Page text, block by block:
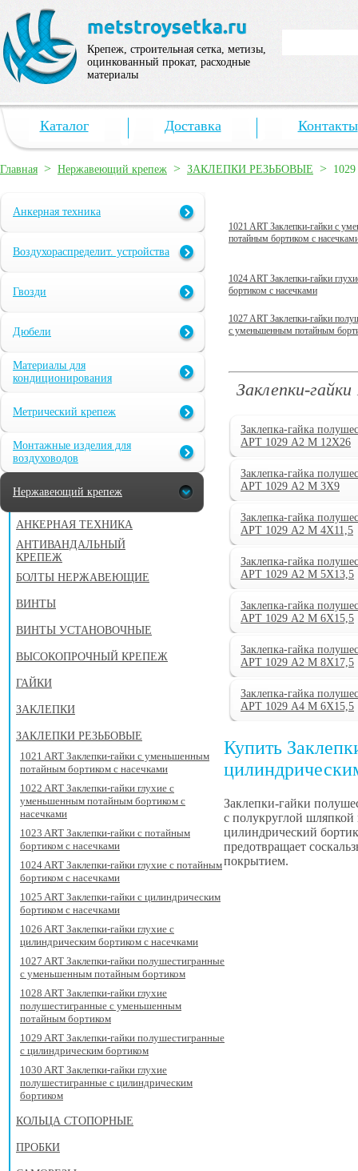
Крепеж, строительная сетка, метизы,
оцинкованный прокат, расходные
материалы
Каталог Доставка Контакты
Главная > Нержавеющий крепеж > ЗАКЛЕПКИ РЕЗЬБОВЫЕ >
Анкерная техника
Воздухораспределит. устройства
Гвозди
Дюбели
Материалы для
кондиционирования
Метрический крепеж
Монтажные изделия для
воздуховодов
Нержавеющий крепеж
АНКЕРНАЯ ТЕХНИКА
АНТИВАНДАЛЬНЫЙ
КРЕПЕЖ
БОЛТЫ НЕРЖАВЕЮЩИЕ
ВИНТЫ
ВИНТЫ УСТАНОВОЧНЫЕ
ВЫСОКОПРОЧНЫЙ КРЕПЕЖ
ГАЙКИ
ЗАКЛЕПКИ
ЗАКЛЕПКИ РЕЗЬБОВЫЕ
1021 ART Заклепки-гайки с уменьшенным
потайным бортиком с насечками
1022 ART Заклепки-гайки глухие с
уменьшенным потайным бортиком с
насечками
1023 ART Заклепки-гайки с потайным
бортиком с насечками
1024 ART Заклепки-гайки глухие с потайным
бортиком с насечками
1025 ART Заклепки-гайки с цилиндрическим
бортиком с насечками
1026 ART Заклепки-гайки глухие с
цилиндрическим бортиком с насечками
1027 ART Заклепки-гайки полушестигранные
с уменьшенным потайным бортиком
1028 ART Заклепки-гайки глухие
полушестигранные с уменьшенным
потайным бортиком
1029 ART Заклепки-гайки полушестигранные
с цилиндрическим бортиком
1030 ART Заклепки-гайки глухие
полушестигранные с цилиндрическим
бортиком
КОЛЬЦА СТОПОРНЫЕ
ПРОБКИ
1021 ART Заклепки-гайки с
потайным бортиком с
1024 ART Заклепки-гайки
бортиком с насечками
1027 ART Заклепки-гайки
с уменьшенным потайным
Заклепки-
Заклепка-гайка
АРТ 1029 А2 M 12X26
Заклепка-гайка
АРТ 1029 А2 M 3X9
Заклепка-гайка
АРТ 1029 А2 M 4X11,5
Заклепка-гайка
АРТ 1029 А2 M 5X13,5
Заклепка-гайка
АРТ 1029 А2 M 6X15,5
Заклепка-гайка
АРТ 1029 А2 M 8X17,5
Заклепка-гайка
АРТ 1029 А4 M 6X15,5
Купить
Заклепки-гайки
с полукруглой
цилиндрический
предотвращает
покрытием.